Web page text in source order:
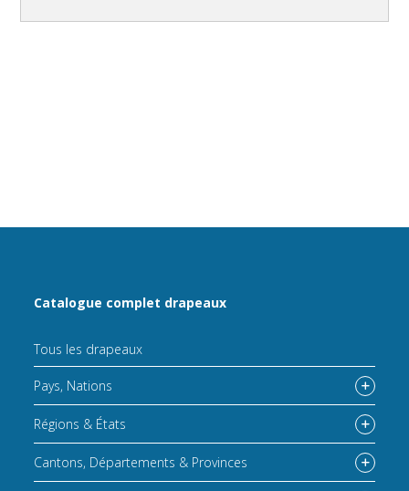
Catalogue complet drapeaux
Tous les drapeaux
Pays, Nations
Régions & États
Cantons, Départements & Provinces